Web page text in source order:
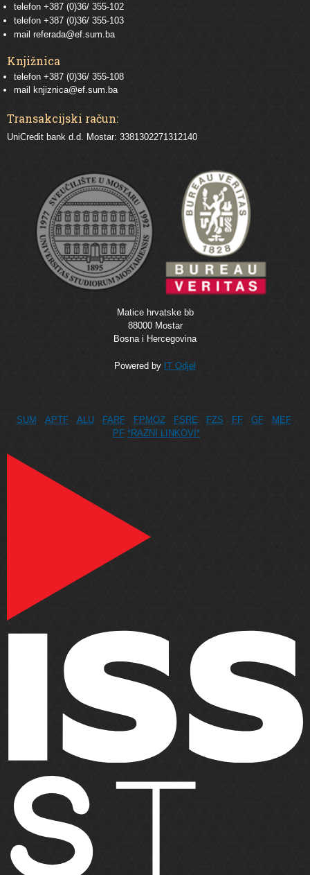
telefon +387 (0)36/ 355-102
telefon +387 (0)36/ 355-103
mail referada@ef.sum.ba
Knjižnica
telefon +387 (0)36/ 355-108
mail
knjiznica@ef.sum.ba
Transakcijski račun:
UniCredit bank d.d. Mostar: 3381302271312140
Matice hrvatske bb
88000 Mostar
Bosna i Hercegovina
Powered by IT Odjel
SUM APTF ALU FARF FPMOZ FSRE FZS FF GF
MEF
PF *RAZNI LINKOVI*